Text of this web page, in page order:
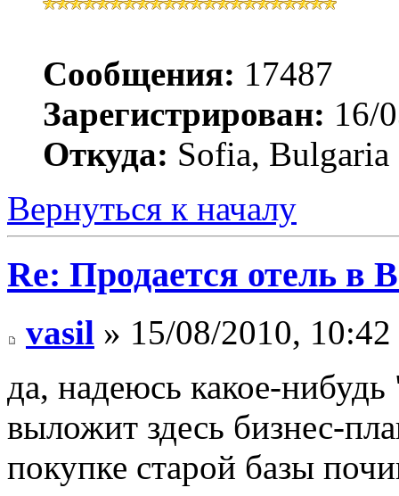
Сообщения: 17487
Зарегистрирован: 16/
Откуда: Sofia, Bulgaria
Вернуться к началу
Re: Продается отель в
vasil » 15/08/2010, 10:42
да, надеюсь какое-
выложит здесь бизнес-
покупке старой базы